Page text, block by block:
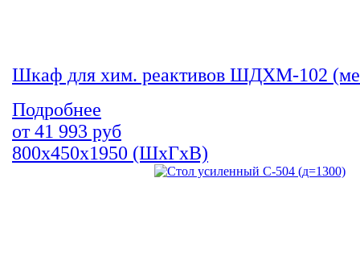
Шкаф для хим. реактивов ШДХМ-102
Подробнее
от41 993 руб
800х450х1950 (ШхГхВ)